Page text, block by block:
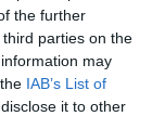
the further
parties on the
may
IAB’s List of
it to other